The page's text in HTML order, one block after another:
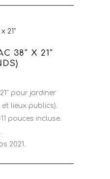
38″ X 21″
pour jardiner
lieux publics).
pouces incluse.
2021.